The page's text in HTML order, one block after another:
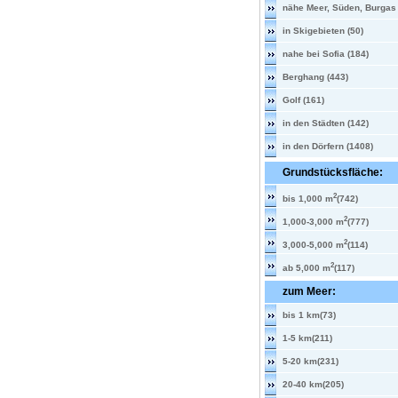
nähe Meer, Süden, Burgas
in Skigebieten (50)
nahe bei Sofia (184)
Berghang (443)
Golf (161)
in den Städten (142)
in den Dörfern (1408)
Grundstücksfläche:
bis 1,000 m2(742)
1,000-3,000 m2(777)
3,000-5,000 m2(114)
ab 5,000 m2(117)
zum Meer:
bis 1 km(73)
1-5 km(211)
5-20 km(231)
20-40 km(205)